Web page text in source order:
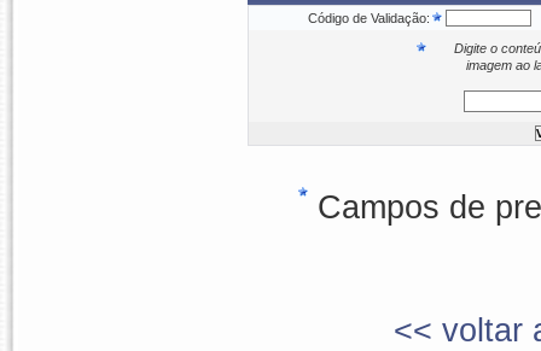
Código de Validação:
Digite o
imagem ao
Campos de
<< voltar